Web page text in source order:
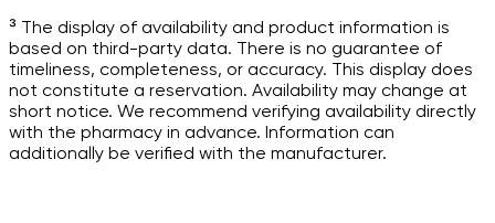
³ The display of availability and product information is
based on third-party data. There is no guarantee of
timeliness, completeness, or accuracy. This display does
not constitute a reservation. Availability may change at
short notice. We recommend verifying availability directly
with the pharmacy in advance. Information can
additionally be verified with the manufacturer.